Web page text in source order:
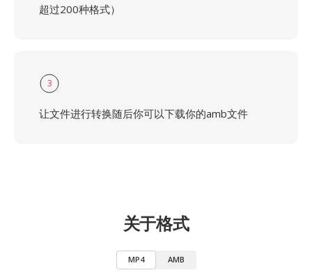
超过200种格式）
3
让文件进行转换随后你可以下载你的amb文件
关于格式
MP4 AMB